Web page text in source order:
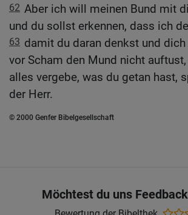
62 Aber ich will meinen Bund mit
und du sollst erkennen, dass ich
63 damit du daran denkst und
vor Scham den Mund nicht
alles vergebe, was du getan hast,
der Herr.
© 2000 Genfer Bibelgesellschaft
Möchtest du uns